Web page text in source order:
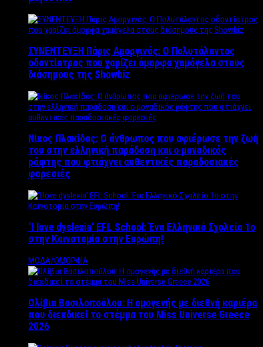
ΣΥΝΕΝΤΕΥΞΗ Πάρις Αμοργινός: O Πολυτάλαντος
οδοντίατρος που χαρίζει όμορφα χαμόγελα στους
διάσημους της Showbiz
Νίκος Πλακίδας: O άνθρωπος που αφιέρωσε την ζωή
του στην ελληνική παράδοση και ο μοναδικός
ράφτης που φτιάχνει αυθεντικές παραδοσιακές
φορεσιές
‘Ι love dyslexia’ EFL School: Ένα Ελληνικό Σχολείo 1ο
στην Καινοτομία στην Ευρώπη!
ΜΟΔΑ/ΟΜΟΡΦΙΑ
Ολίβια Βασιλοπούλου: Η ομογενής με διεθνή καριέρα
που διεκδικεί το στέμμα του Miss Universe Greece
2026